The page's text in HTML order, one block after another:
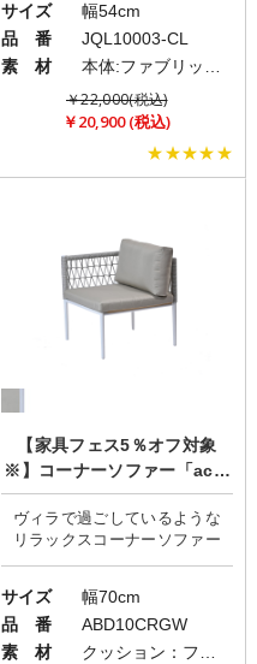
サイズ
幅54cm
品 番
JQL10003-CL
素 材
￥22,000(税込)
￥20,900 (税込)
★★★★★
【家具フェス5％オフ対象
※】コーナーソファー「acbi
SEASIDE」
ヴィラで過ごしているような
サイズ
幅70cm
品 番
ABD10CRGW
素 材